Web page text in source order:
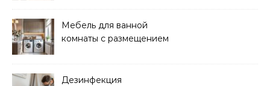
Мебель для ванной
комнаты с размещением
Дезинфекция